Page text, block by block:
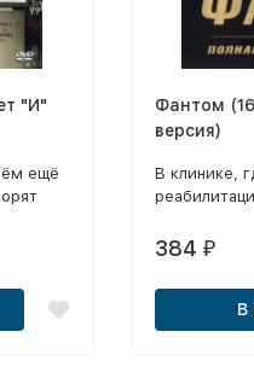
"И"
ещё
2 /
Фантом
версия)
В клинике,
утративший
384 ₽
В